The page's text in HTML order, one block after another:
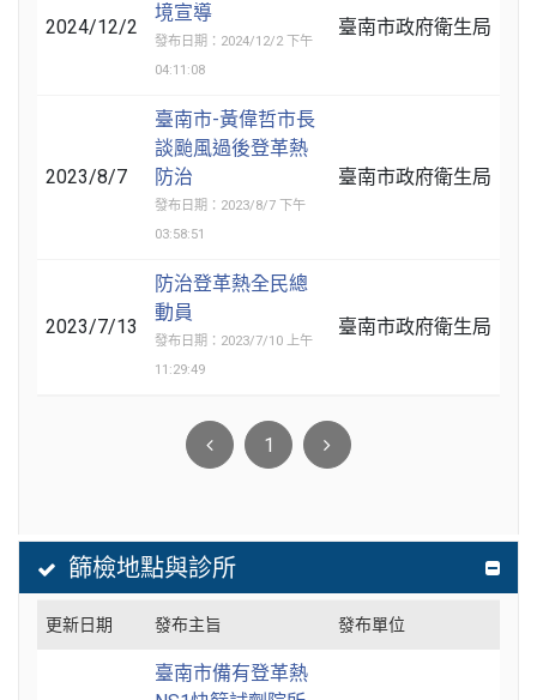
2024/12/2
境宣導
發布日期：2024/12/2 下午
04:11:08
臺南市政府衛生局
2023/8/7
臺南市-黃偉哲市長
談颱風過後登革熱
防治
發布日期：2023/8/7 下午
03:58:51
臺南市政府衛生局
2023/7/13
防治登革熱全民總
動員
發布日期：2023/7/10 上午
11:29:49
臺南市政府衛生局
1
篩檢地點與診所
更新日期 發布主旨 發布單位
臺南市備有登革熱